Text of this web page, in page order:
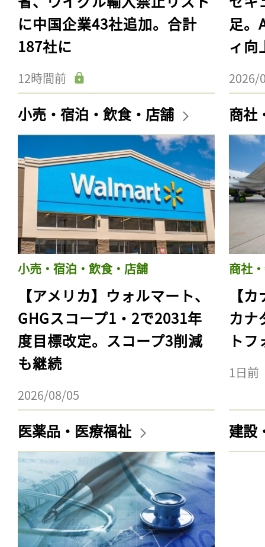
に中国企業43社追加。合計
187社に
12時間前
足。
ィ向
2026/
小売・宿泊・飲食・店舗
小売・宿泊・飲食・店舗
【アメリカ】ウォルマート、
GHGスコープ1・2で2031年
度目標改定。スコープ3削減
も継続
2026/08/05
商社
商社
【
カナ
ト
1日前
医薬品・医療福祉 建設